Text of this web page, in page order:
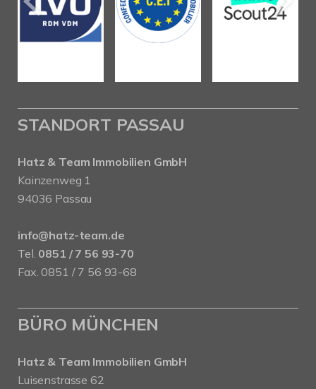
STANDORT PASSAU
Hatz & Team Immobilien GmbH
Kainzenweg 1
94036 Passau
info@hatz-team.de
Tel. 0851 / 7 56 93-70
Fax. 0851 / 7 56 93-68
BÜRO MÜNCHEN
Hatz & Team Immobilien GmbH
Luisenstrasse 62